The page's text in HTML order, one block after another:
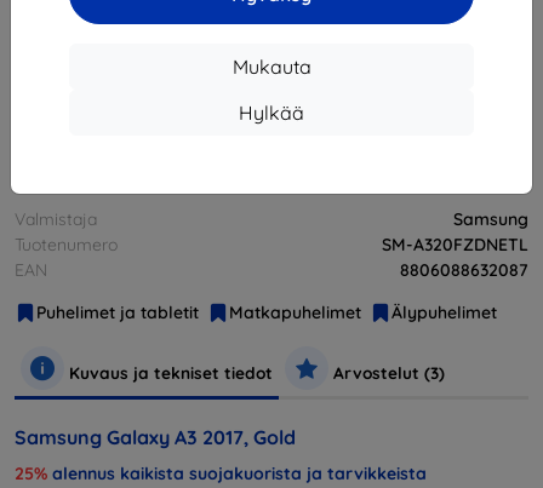
Mukauta
Hylkää
Loppuunmyyty
Valmistaja
Samsung
Tuotenumero
SM-A320FZDNETL
EAN
8806088632087
Puhelimet ja tabletit
Matkapuhelimet Älypuhelimet
Kuvaus ja tekniset tiedot Arvostelut (3)
Samsung Galaxy A3 2017, Gold
25% alennus kaikista suojakuorista ja tarvikkeista